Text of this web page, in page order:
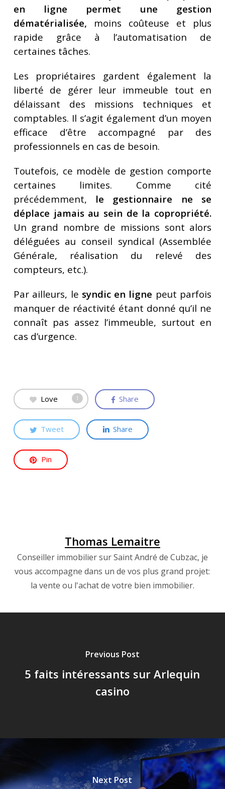
en ligne permet une gestion
dématérialisée, moins coûteuse et plus
rapide grâce à l’automatisation de
certaines tâches.
Les propriétaires gardent également la
liberté de gérer leur immeuble tout en
délaissant des missions techniques et
comptables. Il s’agit également d’un moyen
efficace d’être accompagné par des
professionnels en cas de besoin.
Toutefois, ce modèle de gestion comporte
certaines limites. Comme cité
précédemment, le gestionnaire ne se
déplace jamais au sein de la copropriété.
Un grand nombre de missions sont alors
déléguées au conseil syndical (Assemblée
Générale, réalisation du relevé des
compteurs, etc.).
Par ailleurs, le syndic en ligne peut parfois
manquer de réactivité étant donné qu’il ne
connaît pas assez l’immeuble, surtout en
cas d’urgence.
Love 1 Share
Tweet Share
Pin
Thomas Lemaitre
Conseiller immobilier sur Saint André de Cubzac, je
vous accompagne dans un de vos plus grand projet:
la vente ou l'achat de votre bien immobilier.
Previous Post
5 faits intéressants sur Arlequin
casino
Next Post